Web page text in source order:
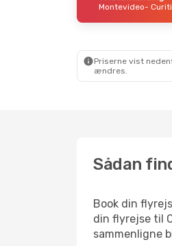
LATAM Airlines
- Tor. 10. Sep.
Montevideo-
Priserne vist
ændres.
Sådan
Book din
din flyrejse til
sammenligne